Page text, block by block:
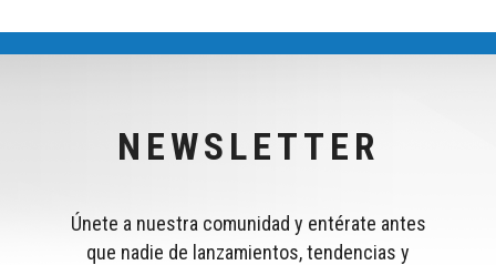
NEWSLETTER
Únete a nuestra comunidad y entérate antes
que nadie de lanzamientos, tendencias y